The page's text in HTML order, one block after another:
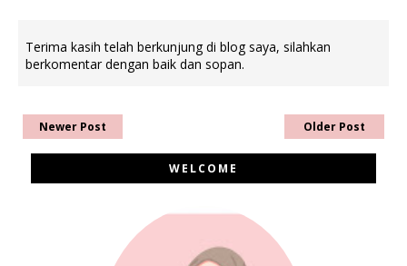
Terima kasih telah berkunjung di blog saya, silahkan
berkomentar dengan baik dan sopan.
Newer Post Older Post
WELCOME